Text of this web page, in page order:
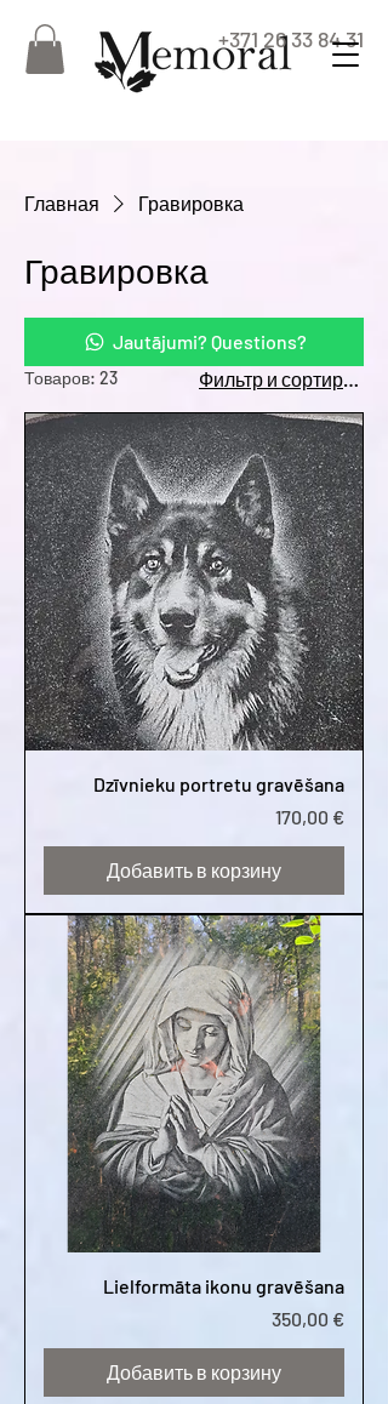
+371 26 33 84 31
Главная Гравировка
Гравировка
Jautājumi? Questions?
Товаров: 23 Фильтр и сортировка
Dzīvnieku portretu gravēšana
Цена
170,00 €
Добавить в корзину
Lielformāta ikonu gravēšana
Цена
350,00 €
Добавить в корзину